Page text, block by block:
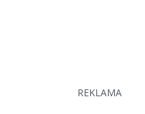
REKLAMA